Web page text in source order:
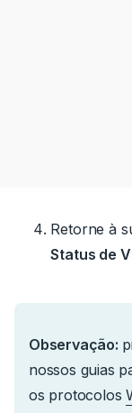
Retorne à
Status de
Observação:
nossos guias
os protocolos